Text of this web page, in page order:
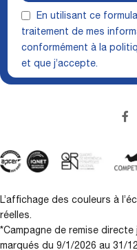
En utilisant ce
traitement de mes
conformément à la
et que j’accepte.
L’affichage des couleurs à
réelles.
*Campagne de remise
marqués du 9/1/2026 au 31/